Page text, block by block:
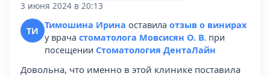
3 июня 2024 в 20:13
ТИ Тимошина Ирина оставила отзыв о винирах
у врача стоматолога Мовсисян О. В. при
посещении Стоматология ДентаЛайн
Довольна, что именно в этой клинике поставила